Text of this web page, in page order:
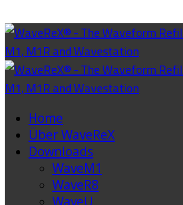
Home
Über WaveReX
Downloads
WaveM1
WaveR8
WaveU